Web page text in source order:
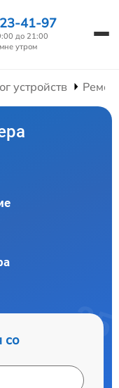
41-97
до 21:00
мне утром
устройств
со